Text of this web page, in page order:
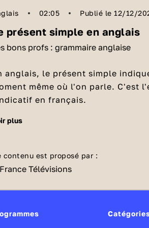
02:05 Publié le 12/12/
présent simple en anglais
bons profs : grammaire anglaise
anglais, le présent simple
même où l'on parle. C'est
en français.
Quand utiliser le
des sentiments ou des
exemple :I play football
plus
contenu est proposé par :